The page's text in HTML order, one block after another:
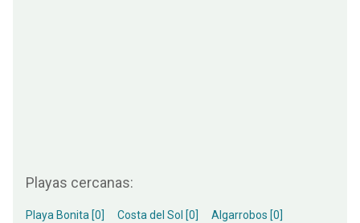
Playas cercanas:
Playa Bonita [0] Costa del Sol [0]
Algarrobos [0]